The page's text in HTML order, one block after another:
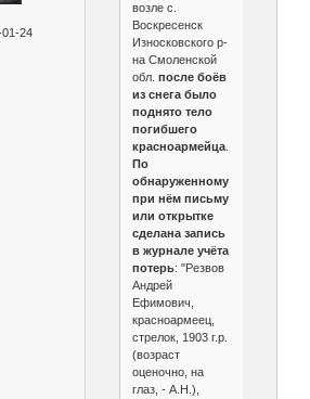
01-24
возле с.
Воскресенск
Износковского р-
на Смоленской
обл. после боёв
из снега было
поднято тело
погибшего
красноармейца.
По
обнаруженному
при нём письму
или открытке
сделана запись
в журнале учёта
потерь: "Резвов
Андрей
Ефимович,
красноармеец,
стрелок, 1903 г.р.
(возраст
оценочно, на
глаз, - А.Н.),